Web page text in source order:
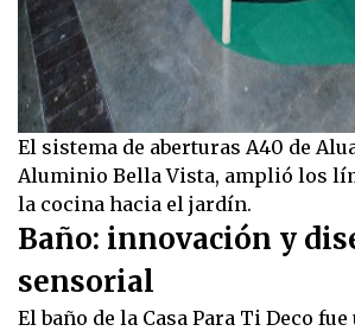
El sistema de aberturas A40 de
Aluminio Bella Vista, amplió los
la cocina hacia el jardín.
Baño: innovación y
sensorial
El baño de la Casa Para Ti Deco